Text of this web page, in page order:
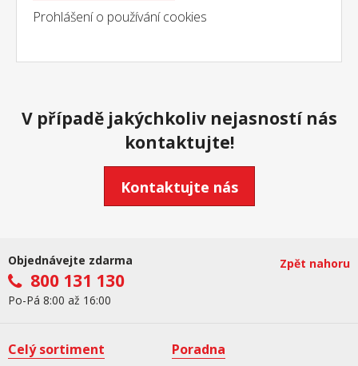
Prohlášení o používání cookies
V případě jakýchkoliv nejasností nás
kontaktujte!
Kontaktujte nás
Objednávejte zdarma
800 131 130
Po-Pá 8:00 až 16:00
Zpět nahoru
Celý sortiment Poradna